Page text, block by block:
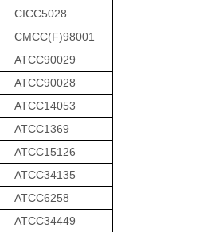
CICC5028
CMCC(F)98001
ATCC90029
ATCC90028
ATCC14053
ATCC1369
ATCC15126
ATCC34135
ATCC6258
ATCC34449